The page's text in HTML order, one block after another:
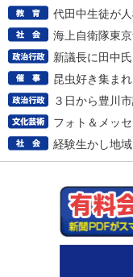
代田中生徒が
海上自衛隊東
新議長に田中
昆虫好き集まれ
３日から豊川
フォト＆メッ
経験生かし地